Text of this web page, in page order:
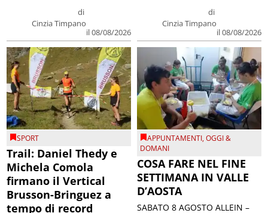
di
Cinzia Timpano
il 08/08/2026
di
Cinzia Timpano
il 08/08/2026
SPORT
Trail: Daniel Thedy e
Michela Comola
firmano il Vertical
Brusson-Bringuez a
tempo di record
APPUNTAMENTI,OGGI &
DOMANI
COSA FARE NEL FINE
SETTIMANA IN VALLE
D’AOSTA
SABATO 8 AGOSTO ALLEIN –